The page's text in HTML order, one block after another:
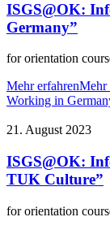
ISGS@OK:
Germany”
for orientation
Mehr erfahrenMehr
Working in
21. August 2023
ISGS@OK:
TUK Culture”
for orientation